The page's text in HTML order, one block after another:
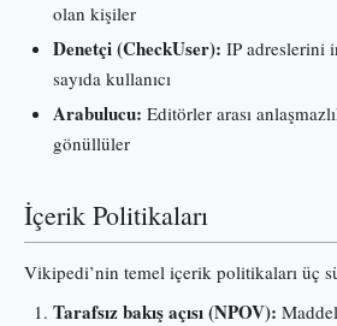
olan kişiler
Denetçi (CheckUser): IP adreslerini
sayıda kullanıcı
Arabulucu: Editörler arası
gönüllüler
İçerik Politikaları
Vikipedi’nin temel içerik politikaları üç
Tarafsız bakış açısı (NPOV):